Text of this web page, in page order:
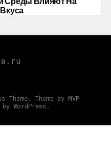
Theme. Theme by MVP
by WordPress.